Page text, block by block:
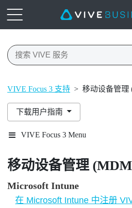
VIVE Focus 3 支持 > 移动设备管理
下载用户指南
VIVE Focus 3 Menu
移动设备管理
Microsoft Intune
在 Microsoft Intune 中注册